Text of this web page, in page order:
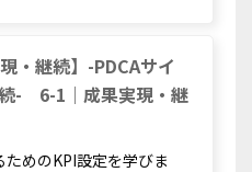
・継続】-PDCAサイ
- 6-1｜成果実現・継
めのKPI設定を学びま